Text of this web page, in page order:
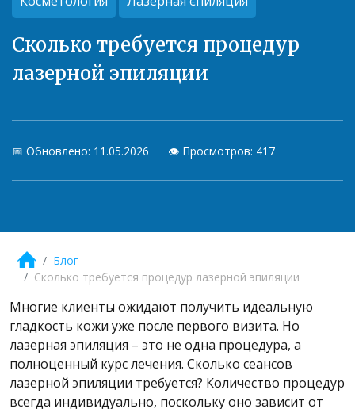
Сколько требуется процедур
лазерной эпиляции
📅 Обновлено: 11.05.2026 👁️ Просмотров: 417
Блог
Сколько требуется процедур лазерной эпиляции
Многие клиенты ожидают получить идеальную
гладкость кожи уже после первого визита. Но
лазерная эпиляция – это не одна процедура, а
полноценный курс лечения. Сколько сеансов
лазерной эпиляции требуется? Количество процедур
всегда индивидуально, поскольку оно зависит от